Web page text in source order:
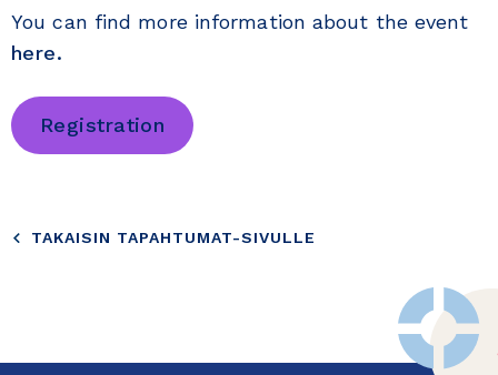
You can find more information about the event
here.
Registration
TAKAISIN TAPAHTUMAT-SIVULLE